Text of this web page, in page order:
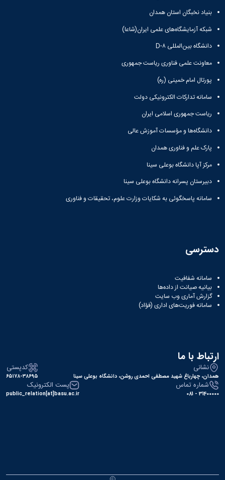
بنیاد نخبگان استان همدان
شبکه آزمایشگاه‌های علمی ایران(شاعا)
دانشگاه بین‌المللی D-۸
معاونت علمی فناوری ریاست جمهوری
پورتال امام خمینی (ره)
سامانه تدارکات الکترونیکی دولت
ریاست جمهوری اسلامی ایران
دانشگاه‌ها و مؤسسات آموزش عالی
پارک علم و فناوری همدان
مرکز آپا دانشگاه بوعلی سینا
دبیرستان پسرانه دانشگاه بوعلی سینا
سامانه پاسخگوئی به شکایات وزارت علوم، تحقیقات و فناوری
دسترسی
سامانه شفافیت
بیانیه صیانت از داده‌ها
گزارش آماری وب‌ سایت
سامانه فوریت‌های اداری (فؤاد)
ارتباط با ما
نشانی
همدان، چهارباغ شهید مصطفی احمدی روشن، دانشگاه بوعلی سینا
کدپستی
۶۵۱۷۸-۳۸۶۹۵
شماره تماس
31400000 - 081
پست الکترونیک
public_relation[at]basu.ac.ir